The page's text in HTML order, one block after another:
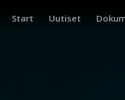
Start Uutiset